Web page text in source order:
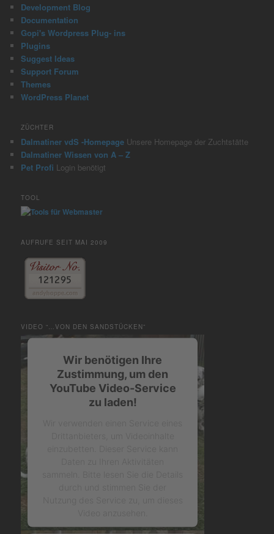
Development Blog
Documentation
Gopi's Wordpress Plug- ins
Plugins
Suggest Ideas
Support Forum
Themes
WordPress Planet
ZÜCHTER
Dalmatiner vdS -Homepage Unsere Homepage der Zuchtstätte
Dalmatiner Wissen von A – Z
Pet Profi Login benötigt
TOOL
AUFRUFE SEIT MAI 2009
VIDEO “…VON DEN SANDSTÜCKEN”
Wir benötigen Ihre
Zustimmung, um den
YouTube Video-Service
zu laden!